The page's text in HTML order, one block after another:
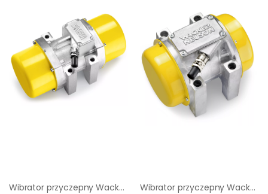
Wibrator przyczepny Wacker Neuson AR 75/3/400 Wibrator przyczepny Wacker Neuson AR 53/6/250